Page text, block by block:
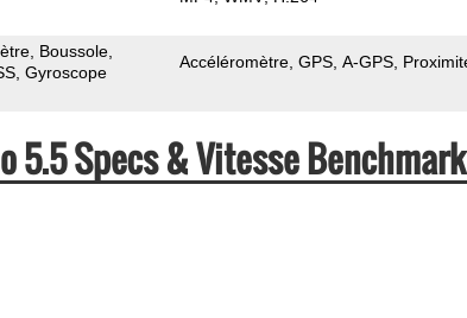
Boussole
Gyroscope
Accéléromètre GPS A-GPS
5.5 Specs & Vitesse